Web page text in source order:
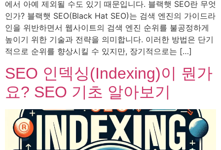
에서 아예 제외될 수도 있기 때문입니다. 블랙햇 SEO란 무엇
인가? 블랙햇 SEO(Black Hat SEO)는 검색 엔진의 가이드라
인을 위반하면서 웹사이트의 검색 엔진 순위를 불공정하게
높이기 위한 기술과 전략을 의미합니다. 이러한 방법은 단기
적으로 순위를 향상시킬 수 있지만, 장기적으로는 […]
SEO 인덱싱(Indexing)이 뭔가
요? SEO 기초 알아보기